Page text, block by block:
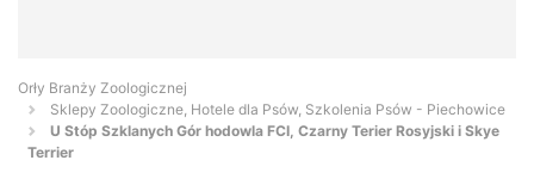
Orły Branży Zoologicznej
Sklepy Zoologiczne, Hotele dla Psów, Szkolenia Psów - Piechowice
U Stóp Szklanych Gór hodowla FCI, Czarny Terier Rosyjski i Skye
Terrier